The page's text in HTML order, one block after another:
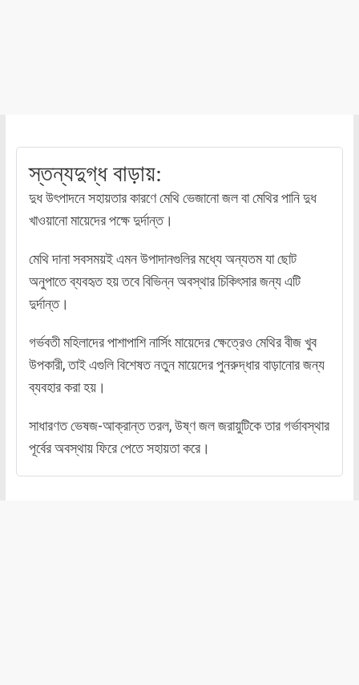
স্তন্যদুগ্ধ বাড়ায়:
দুধ উৎপাদনে সহায়তার কারণে মেথি ভেজানো জল বা মেথির পানি দুধ
খাওয়ানো মায়েদের পক্ষে দুর্দান্ত।
মেথি দানা সবসময়ই এমন উপাদানগুলির মধ্যে অন্যতম যা ছোট
অনুপাতে ব্যবহৃত হয় তবে বিভিন্ন অবস্থার চিকিৎসার জন্য এটি
দুর্দান্ত।
গর্ভবতী মহিলাদের পাশাপাশি নার্সিং মায়েদের ক্ষেত্রেও মেথির বীজ খুব
উপকারী, তাই এগুলি বিশেষত নতুন মায়েদের পুনরুদ্ধার বাড়ানোর জন্য
ব্যবহার করা হয়।
সাধারণত ভেষজ-আক্রান্ত তরল, উষ্ণ জল জরায়ুটিকে তার গর্ভাবস্থার
পূর্বের অবস্থায় ফিরে পেতে সহায়তা করে।